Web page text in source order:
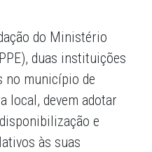
do Ministério
duas instituições
no município de
local, devem adotar
e
às suas